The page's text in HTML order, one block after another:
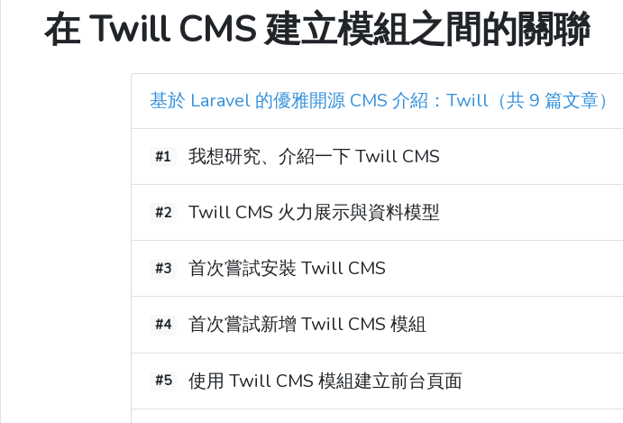
在 Twill CMS 建立模組之間的關聯
基於 Laravel 的優雅開源 CMS 介紹：Twill（共 9 篇文章）
#1 我想研究、介紹一下 Twill CMS
#2 Twill CMS 火力展示與資料模型
#3 首次嘗試安裝 Twill CMS
#4 首次嘗試新增 Twill CMS 模組
#5 使用 Twill CMS 模組建立前台頁面